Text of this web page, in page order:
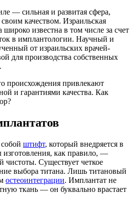
— сильная и развитая сфера,
качеством. Израильская
широко известна в том числе за счет
в имплантологии. Научный и
от израильских врачей-
для производства собственных
происхождения привлекают
и гарантиями качества. Как
штифт, который внедряется в
изготовления, как правило, —
чистоты. Существует четкое
выбора титана. Лишь титановый
остеоинтеграции. Имплантат не
ткань — он буквально врастает